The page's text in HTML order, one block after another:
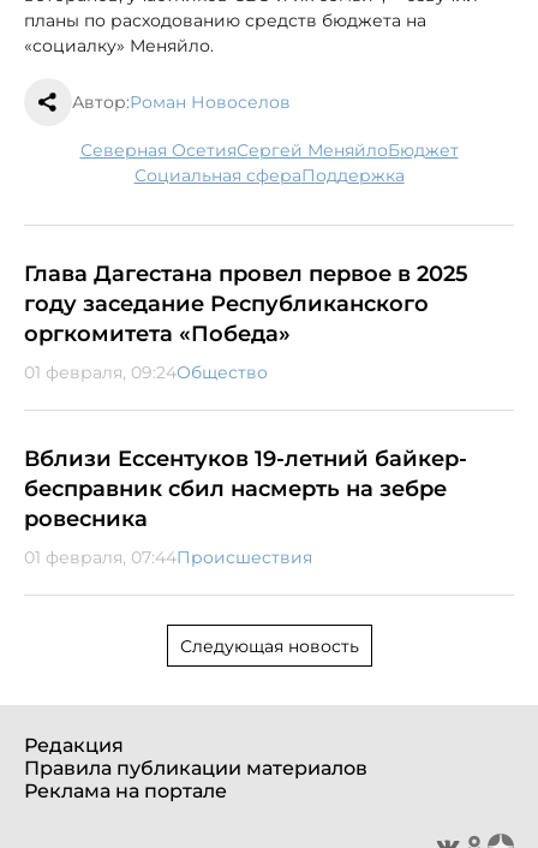
планы по расходованию средств бюджета на
«социалку» Меняйло.
Автор:Роман Новоселов
Северная Осетия Сергей Меняйло бюджет
социальная сфера
поддержка
Глава Дагестана провел первое в 2025
году заседание Республиканского
оргкомитета «Победа»
01 февраля, 09:24Общество
Вблизи Ессентуков 19-летний байкер-
бесправник сбил насмерть на зебре
ровесника
01 февраля, 07:44Происшествия
Следующая новость
Редакция
Правила публикации материалов
Реклама на портале